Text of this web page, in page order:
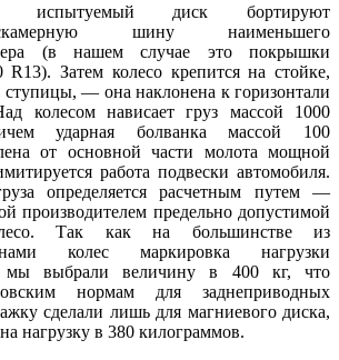
испытуемый диск бортируют
шину наименьшего
(в нашем случае это покрышки
R13). Затем колесо крепится на стойке,
— она наклонена к горизонтали
колесом нависает груз массой 1000
ударная болванка массой 100
от основной части молота мощной
работа подвески автомобиля.
определяется расчетным путем —
производителем предельно допустимой
Так как на большинстве из
колес маркировка нагрузки
мы выбрали величину в 400 кг, что
нормам для заднеприводных
сделали лишь для магниевого диска,
нагрузку в 380 килограммов.